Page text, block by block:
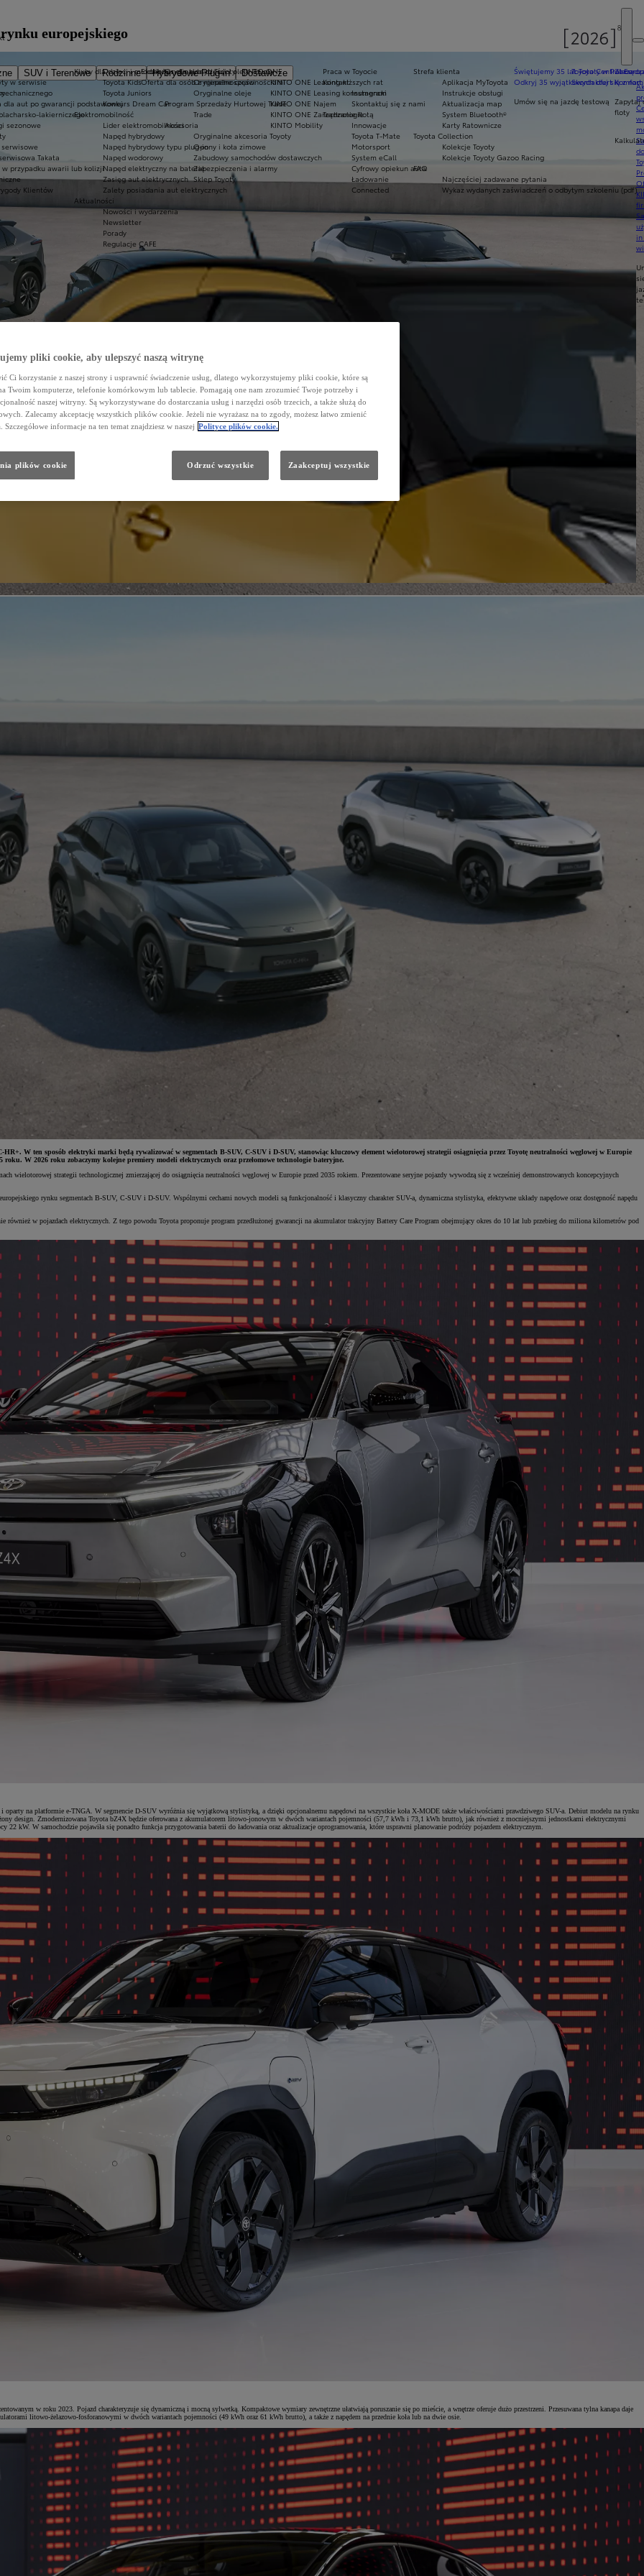
SUV i Terenowe Rodzinne Hybrydowe Plug-in
Dostawcze
Ekobonus dla hybryd Toyoty
Oferta dla osób z niepełnosprawnościami
Świętujemy 35 lat Toyoty w Polsce
Odkryj 35 wyjątkowych ofert
Umów się na jazdę testową
Kluby dla dzieci i młodzieży
Toyota Kids
Toyota Juniors
Konkurs Dream Car
Elektromobilność
Lider elektromobilności
Napęd hybrydowy
Napęd hybrydowy typu plug-in
Napęd wodorowy
Napęd elektryczny na baterię
Zasięg aut elektrycznych
Zalety posiadania aut elektrycznych
Aktualności
Nowości i wydarzenia
Newsletter
Porady
Regulacje CAFE
Praca w Toyocie
Kontakt
Instagram
Skontaktuj się z nami
Technologie
Innowacje
Toyota T-Mate
Motorsport
System eCall
Cyfrowy opiekun auta
Ładowanie
Connected
Toyota Central
Skontaktuj się z
KINTO ONE
KINTO ONE Leasing niższych rat
KINTO ONE Leasing konsumencki
KINTO ONE Najem
KINTO ONE Zarządzanie flotą
KINTO Mobility
Komfort
Zapytaj
floty
w serwisie
dla aut po gwarancji podstawowej
lakierniczego
sezonowe
serwisowe
Takata
w przypadku awarii lub kolizji
Klientów
Oryginalne części i oleje Toyoty
Oryginalne części
Oryginalne oleje
Program Sprzedaży Hurtowej Trade
Trade
Akcesoria
Oryginalne akcesoria Toyoty
Opony i koła zimowe
Zabudowy samochodów dostawczych
Zabezpieczenia i alarmy
Sklep Toyoty
Strefa klienta
Aplikacja MyToyota
Instrukcje obsługi
Aktualizacja map
System Bluetooth®
Karty Ratownicze
Toyota Collection
Kolekcje Toyoty
Kolekcje Toyoty Gazoo Racing
FAQ
Najczęściej zadawane pytania
Wykaz wydanych zaświadczeń o odbytym szkoleniu (pdf)
europejskiego
W ten sposób elektryki marki będą rywalizować w segmentach B-SUV, C-SUV i D-SUV, stanowiąc kluczowy element wielotorowej strategii osiągnięcia przez Toyotę neutralności węglowej w Europie
roku. W 2026 roku zobaczymy kolejne premiery modeli elektrycznych oraz przełomowe technologie bateryjne.
wielotorowej strategii technologicznej zmierzającej do osiągnięcia neutralności węglowej w Europie przed 2035 rokiem. Prezentowane seryjne pojazdy wywodzą się z wcześniej demonstrowanych koncepcyjnych
rynku segmentach B-SUV, C-SUV i D-SUV. Wspólnymi cechami nowych modeli są funkcjonalność i klasyczny charakter SUV-a, dynamiczna stylistyka, efektywne układy napędowe oraz dostępność napędu
również w pojazdach elektrycznych. Z tego powodu Toyota proponuje program przedłużonej gwarancji na akumulator trakcyjny Battery Care Program obejmujący okres do 10 lat lub przebieg do miliona kilometrów pod
na platformie e-TNGA. W segmencie D-SUV wyróżnia się wyjątkową stylistyką, a dzięki opcjonalnemu napędowi na wszystkie koła X-MODE także właściwościami prawdziwego SUV-a. Debiut modelu na rynku
design. Zmodernizowana Toyota bZ4X będzie oferowana z akumulatorem litowo-jonowym w dwóch wariantach pojemności (57,7 kWh i 73,1 kWh brutto), jak również z mocniejszymi jednostkami elektrycznymi
22 kW. W samochodzie pojawiła się ponadto funkcja przygotowania baterii do ładowania oraz aktualizacje oprogramowania, które usprawni planowanie podróży pojazdem elektrycznym.
w roku 2023. Pojazd charakteryzuje się dynamiczną i mocną sylwetką. Kompaktowe wymiary zewnętrzne ułatwiają poruszanie się po mieście, a wnętrze oferuje dużo przestrzeni. Przesuwana tylna kanapa daje
litowo-żelazowo-fosforanowymi w dwóch wariantach pojemności (49 kWh oraz 61 kWh brutto), a także z napędem na przednie koła lub na dwie osie.
pliki cookie, aby ulepszyć naszą witrynę
Ci korzystanie z naszej strony i usprawnić świadczenie usług, dlatego wykorzystujemy pliki cookie, które są
Twoim komputerze, telefonie komórkowym lub tablecie. Pomagają one nam zrozumieć Twoje potrzeby i
naszej witryny. Są wykorzystywane do dostarczania usług i narzędzi osób trzecich, a także służą do
Zalecamy akceptację wszystkich plików cookie. Jeżeli nie wyrażasz na to zgody, możesz łatwo zmienić
Szczegółowe informacje na ten temat znajdziesz w naszej Polityce plików cookie.
plików cookie Odrzuć wszystkie Zaakceptuj wszystkie